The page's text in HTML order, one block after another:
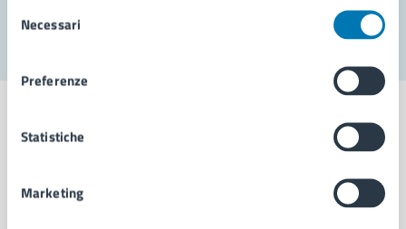
delNecessari
Preferenze
Statistiche
Marketing